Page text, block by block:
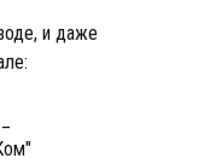
и даже